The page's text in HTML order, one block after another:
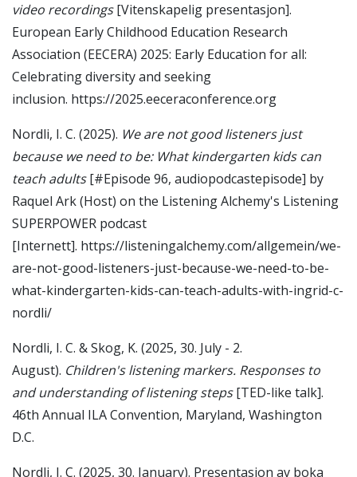
video recordings[Vitenskapelig presentasjon].
European Early Childhood Education Research
Association (EECERA) 2025: Early Education for all:
Celebrating diversity and seeking
inclusion. https://2025.eeceraconference.org
Nordli, I. C. (2025). We are not good listeners just
because we need to be: What kindergarten kids can
teach adults[#Episode 96, audiopodcastepisode] by
Raquel Ark (Host) on the Listening Alchemy's Listening
SUPERPOWER podcast
[Internett]. https://listeningalchemy.com/allgemein/we-
are-not-good-listeners-just-because-we-need-to-be-
what-kindergarten-kids-can-teach-adults-with-ingrid-c-
nordli/
Nordli, I. C. & Skog, K. (2025, 30. July - 2.
August). Children's listening markers. Responses to
and understanding of listening steps [TED-like talk].
46th Annual ILA Convention, Maryland, Washington
D.C.
Nordli, I. C. (2025, 30. January). Presentasjon av boka